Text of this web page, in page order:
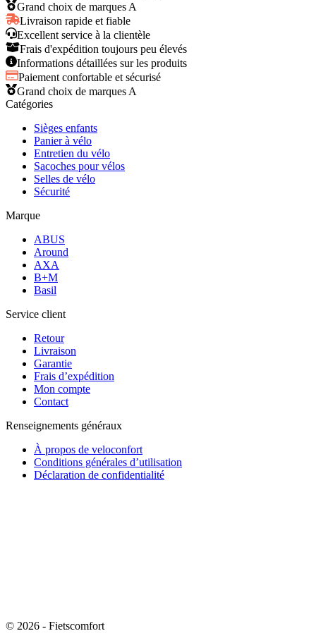
Grand choix de marques A
Livraison rapide et fiable
Excellent service à la clientèle
Frais d'expédition toujours peu élevés
Informations détaillées sur les produits
Paiement confortable et sécurisé
Grand choix de marques A
Catégories
Sièges enfants
Panier à vélo
Entretien du vélo
Sacoches pour vélos
Selles de vélo
Sécurité
Marque
ABUS
Around
AXA
B+M
Basil
Service client
Retour
Livraison
Garantie
Frais d’expédition
Mon compte
Contact
Renseignements généraux
À propos de veloconfort
Conditions générales d’utilisation
Déclaration de confidentialité
© 2026 - Fietscomfort